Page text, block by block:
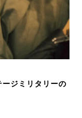
ジミリタリーの